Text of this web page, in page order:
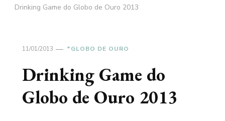
Drinking Game do Globo de Ouro 2013
11/01/2013 *GLOBO DE OURO
Drinking Game do
Globo de Ouro 2013